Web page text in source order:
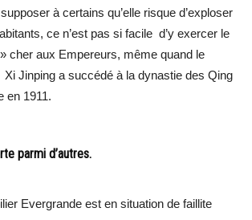
à certains qu’elle risque d’exploser
ce n’est pas si facile d’y exercer le
cher aux Empereurs, même quand le
Jinping a succédé à la dynastie des Qing
en 1911.
parmi d’autres.
Evergrande est en situation de faillite